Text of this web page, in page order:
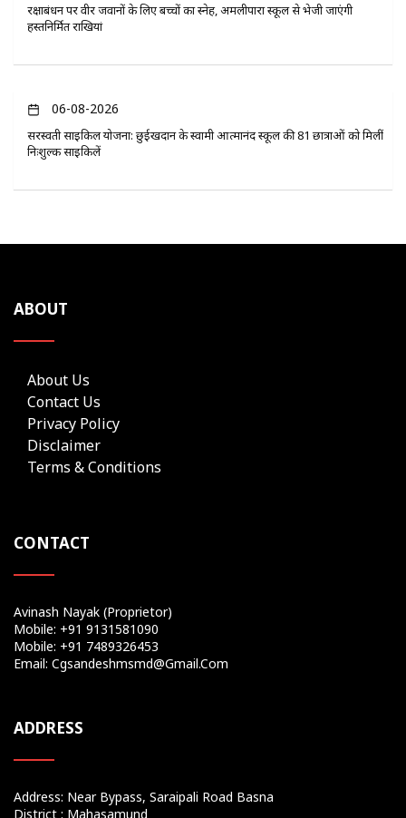
रक्षाबंधन पर वीर जवानों के लिए बच्चों का स्नेह, अमलीपारा स्कूल से भेजी जाएंगी
हस्तनिर्मित राखियां
06-08-2026
सरस्वती साइकिल योजना: छुईखदान के स्वामी आत्मानंद स्कूल की 81 छात्राओं को मिलीं
निःशुल्क साइकिलें
ABOUT
About Us
Contact Us
Privacy Policy
Disclaimer
Terms & Conditions
CONTACT
Avinash Nayak (Proprietor)
Mobile: +91 9131581090
Mobile: +91 7489326453
Email: Cgsandeshmsmd@gmail.com
ADDRESS
Address: Near Bypass, Saraipali Road Basna
District : Mahasamund